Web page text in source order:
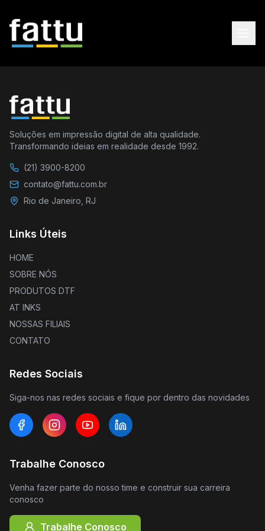
Soluções em impressão digital de alta qualidade.
Transformando ideias em realidade desde 1992.
(21) 3900-8200
contato@fattu.com.br
Rio de Janeiro, RJ
Links Úteis
HOME
SOBRE NÓS
PRODUTOS DTF
AT INKS
NOSSAS FILIAIS
CONTATO
Redes Sociais
Siga-nos nas redes sociais e fique por dentro das novidades
Trabalhe Conosco
Venha fazer parte do nosso time e construir sua carreira
conosco
Trabalhe Conosco